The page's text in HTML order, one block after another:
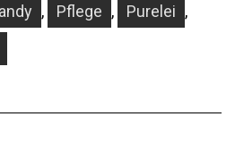
, Pflege , Purelei ,